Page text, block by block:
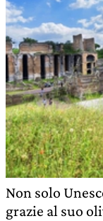
Non solo
grazie al suo